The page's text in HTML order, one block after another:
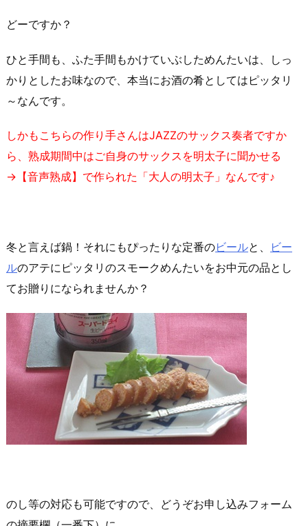
どーですか？
ひと手間も、ふた手間もかけていぶしためんたいは、しっ
かりとしたお味なので、本当にお酒の肴としてはピッタリ
～なんです。
しかもこちらの作り手さんはJAZZのサックス奏者ですか
ら、熟成期間中はご自身のサックスを明太子に聞かせる
→【音声熟成】で作られた「大人の明太子」なんです♪
冬と言えば鍋！それにもぴったりな定番のビールと、
ビー
ルのアテにピッタリのスモークめんたいをお中元の品とし
てお贈りになられませんか？
のし等の対応も可能ですので、どうぞお申し込みフォーム